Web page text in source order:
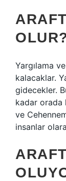
Yargılama
kalacaklar.
gidecekler.
kadar orada
ve
insanlar